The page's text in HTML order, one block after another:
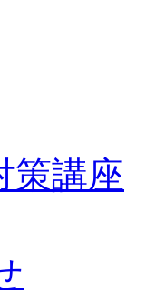
策講座